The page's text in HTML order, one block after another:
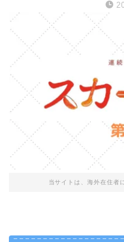
当サイトは、海外在住者